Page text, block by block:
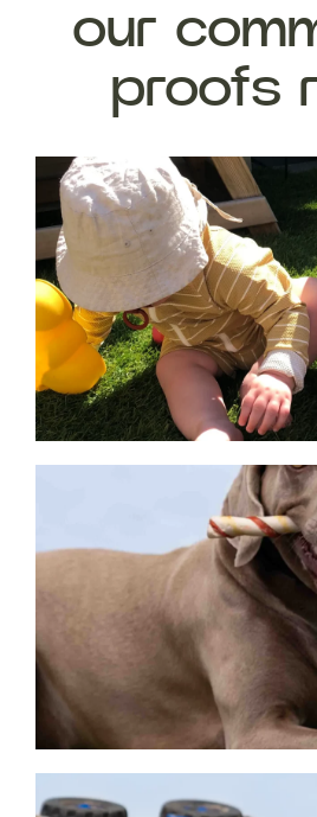
our
proofs